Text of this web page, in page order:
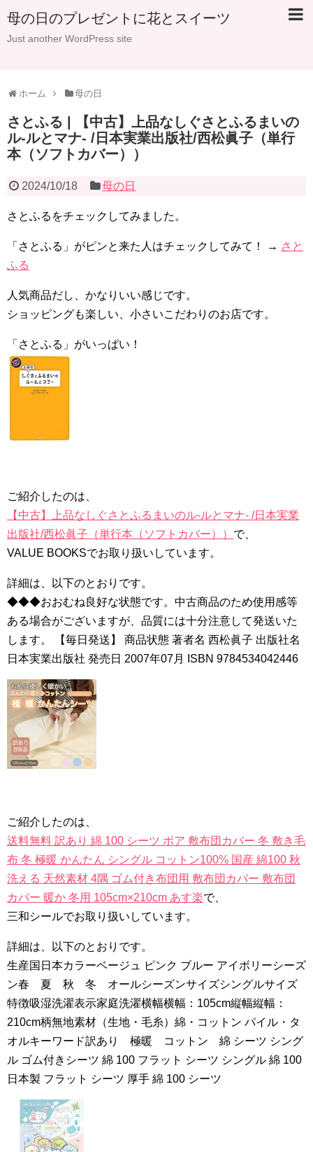
母の日のプレゼントに花とスイーツ
Just another WordPress site
ホーム 母の日
さとふる | 【中古】上品なしぐさとふるまいの
ル-ルとマナ- /日本実業出版社/西松眞子（単行
本（ソフトカバー））
2024/10/18 母の日
さとふるをチェックしてみました。
「さとふる」がピンと来た人はチェックしてみて！ → さと
ふる
人気商品だし、かなりいい感じです。
ショッピングも楽しい、小さいこだわりのお店です。
「さとふる」がいっぱい！
ご紹介したのは、
【中古】上品なしぐさとふるまいのル-ルとマナ- /日本実業
出版社/西松眞子（単行本（ソフトカバー）） で、
VALUE BOOKSでお取り扱いしています。
詳細は、以下のとおりです。
◆◆◆おおむね良好な状態です。中古商品のため使用感等
ある場合がございますが、品質には十分注意して発送いた
します。 【毎日発送】 商品状態 著者名 西松眞子 出版社名
日本実業出版社 発売日 2007年07月 ISBN 9784534042446
ご紹介したのは、
送料無料 訳あり 綿 100 シーツ ボア 敷布団カバー 冬 敷き毛
布 冬 極暖 かんたん シングル コットン100% 国産 綿100 秋
洗える 天然素材 4隅 ゴム付き布団用 敷布団カバー 敷布団
カバー 暖か 冬用 105cm×210cm あす楽で、
三和シールでお取り扱いしています。
詳細は、以下のとおりです。
生産国日本カラーベージュ ピンク ブルー アイボリーシーズ
ン春 夏 秋 冬 オールシーズンサイズシングルサイズ
特徴吸湿洗濯表示家庭洗濯横幅横幅：105cm縦幅縦幅：
210cm柄無地素材（生地・毛糸）綿・コットン パイル・タ
オルキーワード訳あり 極暖 コットン 綿 シーツ シング
ル ゴム付きシーツ 綿 100 フラット シーツ シングル 綿 100
日本製 フラット シーツ 厚手 綿 100 シーツ